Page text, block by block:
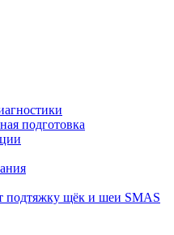
подготовка
подтяжку щёк и шеи SMAS